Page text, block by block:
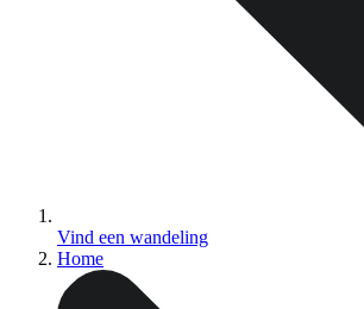
Vind een wandeling
Home